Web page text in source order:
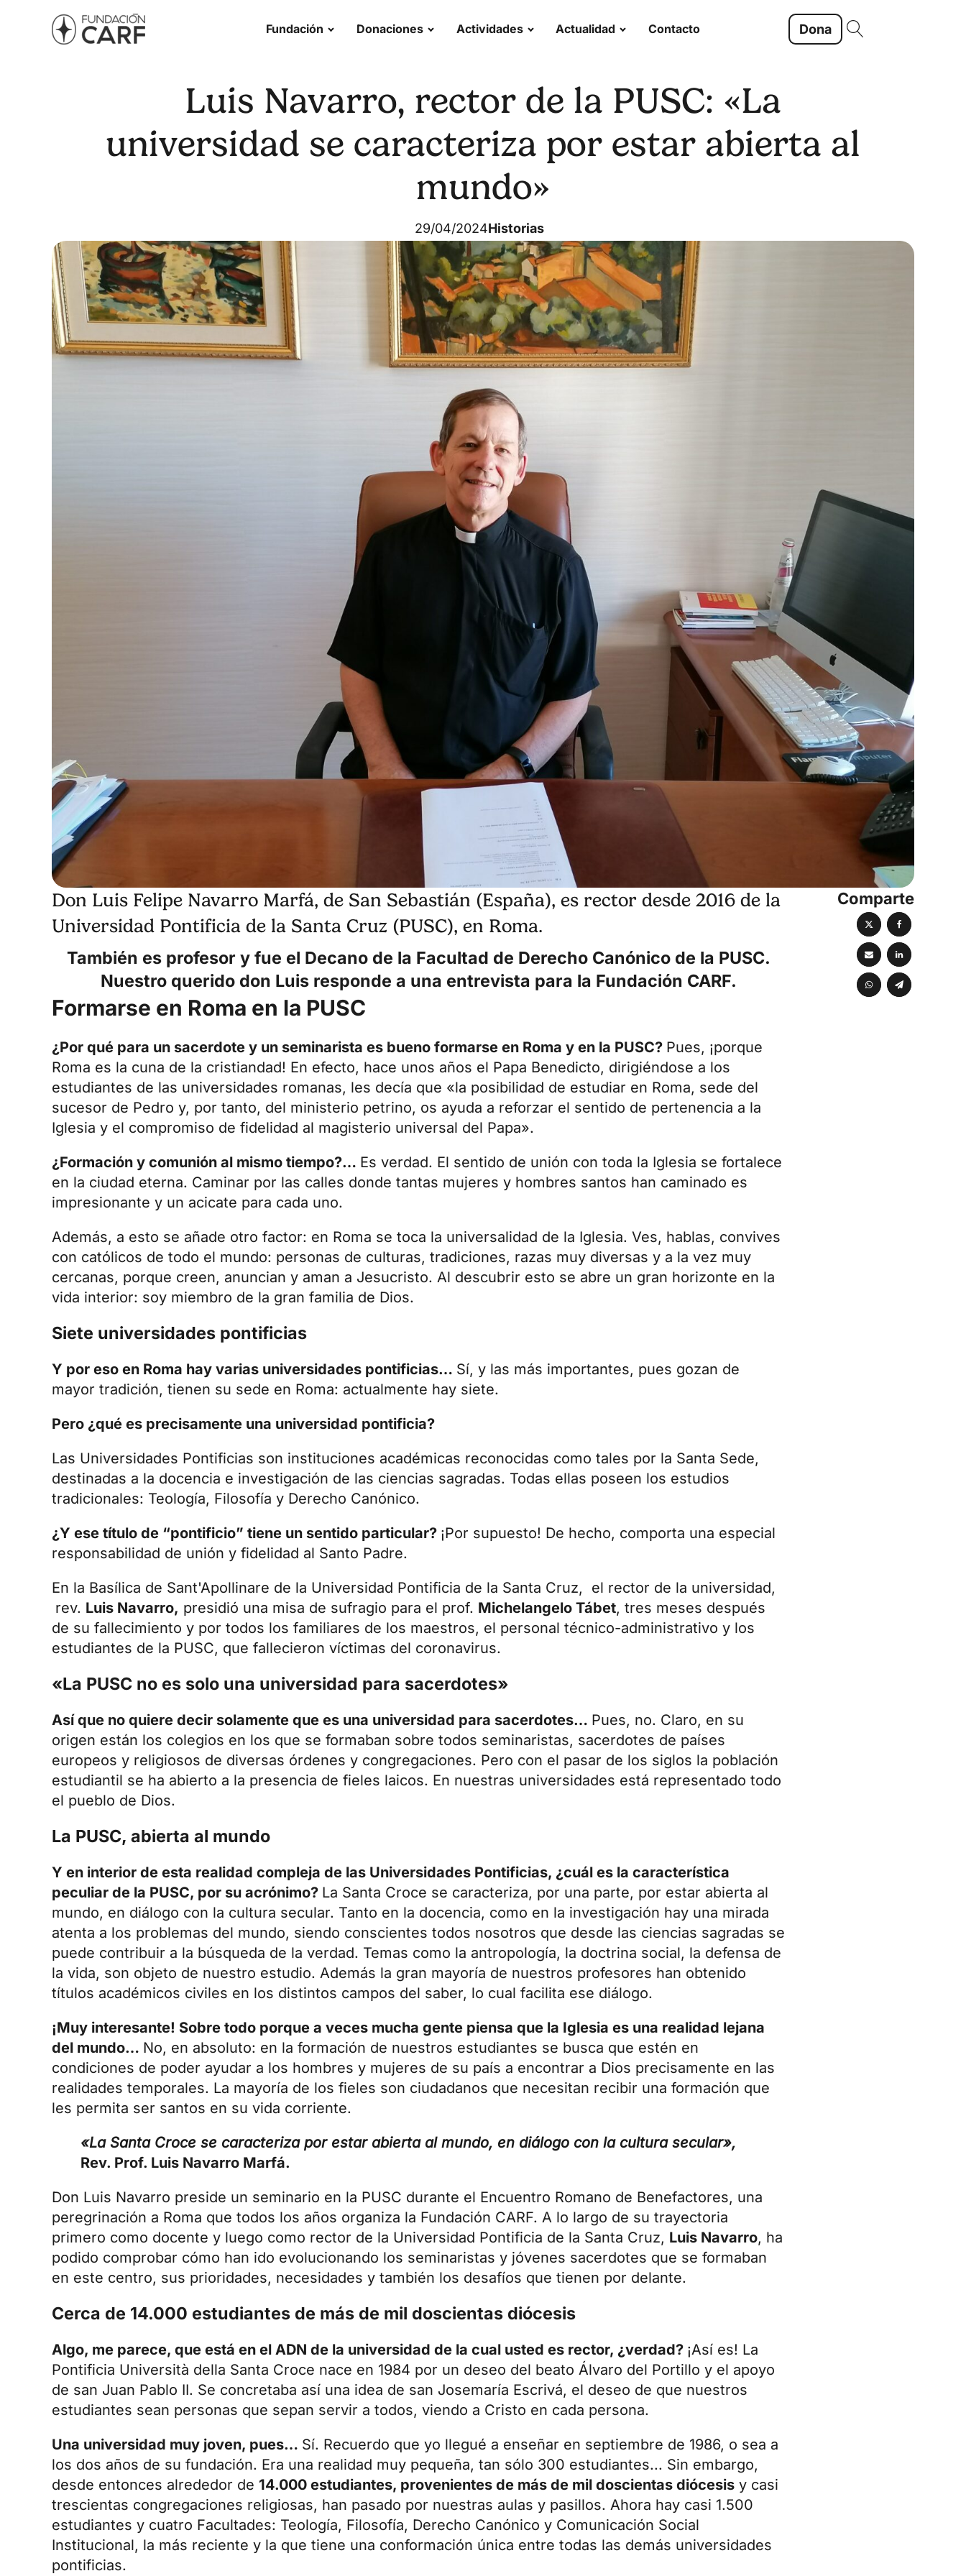
Fundación Donaciones Actividades Actualidad Contacto Dona
Luis Navarro, rector de la PUSC: «La
universidad se caracteriza por estar abierta al
mundo»
29/04/2024Historias
Don Luis Felipe Navarro Marfá, de San Sebastián (España), es rector desde 2016 de la
Universidad Pontificia de la Santa Cruz (PUSC), en Roma.
También es profesor y fue el Decano de la Facultad de Derecho Canónico de la PUSC.
Nuestro querido don Luis responde a una entrevista para la Fundación CARF.
Formarse en Roma en la PUSC
¿Por qué para un sacerdote y un seminarista es bueno formarse en Roma y en la PUSC? Pues, ¡porque
Roma es la cuna de la cristiandad! En efecto, hace unos años el Papa Benedicto, dirigiéndose a los
estudiantes de las universidades romanas, les decía que «la posibilidad de estudiar en Roma, sede del
sucesor de Pedro y, por tanto, del ministerio petrino, os ayuda a reforzar el sentido de pertenencia a la
Iglesia y el compromiso de fidelidad al magisterio universal del Papa».
¿Formación y comunión al mismo tiempo?… Es verdad. El sentido de unión con toda la Iglesia se fortalece
en la ciudad eterna. Caminar por las calles donde tantas mujeres y hombres santos han caminado es
impresionante y un acicate para cada uno.
Además, a esto se añade otro factor: en Roma se toca la universalidad de la Iglesia. Ves, hablas, convives
con católicos de todo el mundo: personas de culturas, tradiciones, razas muy diversas y a la vez muy
cercanas, porque creen, anuncian y aman a Jesucristo. Al descubrir esto se abre un gran horizonte en la
vida interior: soy miembro de la gran familia de Dios.
Siete universidades pontificias
Y por eso en Roma hay varias universidades pontificias… Sí, y las más importantes, pues gozan de
mayor tradición, tienen su sede en Roma: actualmente hay siete.
Pero ¿qué es precisamente una universidad pontificia?
Las Universidades Pontificias son instituciones académicas reconocidas como tales por la Santa Sede,
destinadas a la docencia e investigación de las ciencias sagradas. Todas ellas poseen los estudios
tradicionales: Teología, Filosofía y Derecho Canónico.
¿Y ese título de “pontificio” tiene un sentido particular? ¡Por supuesto! De hecho, comporta una especial
responsabilidad de unión y fidelidad al Santo Padre.
En la Basílica de Sant'Apollinare de la Universidad Pontificia de la Santa Cruz, el rector de la universidad,
rev. Luis Navarro, presidió una misa de sufragio para el prof. Michelangelo Tábet, tres meses después
de su fallecimiento y por todos los familiares de los maestros, el personal técnico-administrativo y los
estudiantes de la PUSC, que fallecieron víctimas del coronavirus.
«La PUSC no es solo una universidad para sacerdotes»
Así que no quiere decir solamente que es una universidad para sacerdotes… Pues, no. Claro, en su
origen están los colegios en los que se formaban sobre todos seminaristas, sacerdotes de países
europeos y religiosos de diversas órdenes y congregaciones. Pero con el pasar de los siglos la población
estudiantil se ha abierto a la presencia de fieles laicos. En nuestras universidades está representado todo
el pueblo de Dios.
La PUSC, abierta al mundo
Y en interior de esta realidad compleja de las Universidades Pontificias, ¿cuál es la característica
peculiar de la PUSC, por su acrónimo? La Santa Croce se caracteriza, por una parte, por estar abierta al
mundo, en diálogo con la cultura secular. Tanto en la docencia, como en la investigación hay una mirada
atenta a los problemas del mundo, siendo conscientes todos nosotros que desde las ciencias sagradas se
puede contribuir a la búsqueda de la verdad. Temas como la antropología, la doctrina social, la defensa de
la vida, son objeto de nuestro estudio. Además la gran mayoría de nuestros profesores han obtenido
títulos académicos civiles en los distintos campos del saber, lo cual facilita ese diálogo.
¡Muy interesante! Sobre todo porque a veces mucha gente piensa que la Iglesia es una realidad lejana
del mundo… No, en absoluto: en la formación de nuestros estudiantes se busca que estén en
condiciones de poder ayudar a los hombres y mujeres de su país a encontrar a Dios precisamente en las
realidades temporales. La mayoría de los fieles son ciudadanos que necesitan recibir una formación que
les permita ser santos en su vida corriente.
«La Santa Croce se caracteriza por estar abierta al mundo, en diálogo con la cultura secular»,
Rev. Prof. Luis Navarro Marfá.
Don Luis Navarro preside un seminario en la PUSC durante el Encuentro Romano de Benefactores, una
peregrinación a Roma que todos los años organiza la Fundación CARF. A lo largo de su trayectoria
primero como docente y luego como rector de la Universidad Pontificia de la Santa Cruz, Luis Navarro, ha
podido comprobar cómo han ido evolucionando los seminaristas y jóvenes sacerdotes que se formaban
en este centro, sus prioridades, necesidades y también los desafíos que tienen por delante.
Cerca de 14.000 estudiantes de más de mil doscientas diócesis
Algo, me parece, que está en el ADN de la universidad de la cual usted es rector, ¿verdad? ¡Así es! La
Pontificia Università della Santa Croce nace en 1984 por un deseo del beato Álvaro del Portillo y el apoyo
de san Juan Pablo II. Se concretaba así una idea de san Josemaría Escrivá, el deseo de que nuestros
estudiantes sean personas que sepan servir a todos, viendo a Cristo en cada persona.
Una universidad muy joven, pues… Sí. Recuerdo que yo llegué a enseñar en septiembre de 1986, o sea a
los dos años de su fundación. Era una realidad muy pequeña, tan sólo 300 estudiantes... Sin embargo,
desde entonces alrededor de 14.000 estudiantes, provenientes de más de mil doscientas diócesis y casi
trescientas congregaciones religiosas, han pasado por nuestras aulas y pasillos. Ahora hay casi 1.500
estudiantes y cuatro Facultades: Teología, Filosofía, Derecho Canónico y Comunicación Social
Institucional, la más reciente y la que tiene una conformación única entre todas las demás universidades
pontificias.
Comparte